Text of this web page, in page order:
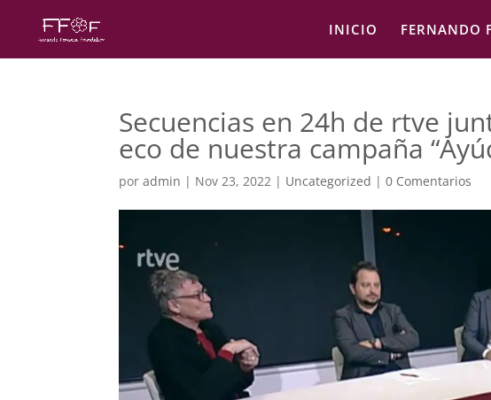
INICIO FERNANDO
Secuencias en 24h de rtve
eco de nuestra campaña
poradmin | Nov 23, 2022 | Uncategorized |0 Comentarios